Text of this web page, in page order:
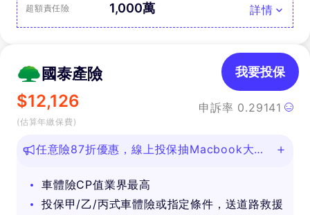
超額責任險 1,000萬 詳情
國泰產險
$12,126
(估算年繳保費)
申訴率 0.29141
我要投保
任意險87折優惠，線上投保抽Macbook大
車體險CP值業界最高
投保甲/乙/丙式車體險或指定條件，送道路救援